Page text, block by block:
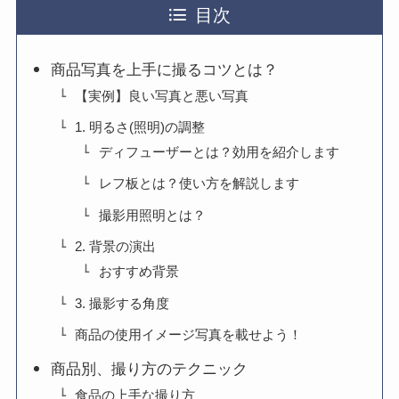
目次
商品写真を上手に撮るコツとは？
【実例】良い写真と悪い写真
1. 明るさ(照明)の調整
ディフューザーとは？効用を紹介します
レフ板とは？使い方を解説します
撮影用照明とは？
2. 背景の演出
おすすめ背景
3. 撮影する角度
商品の使用イメージ写真を載せよう！
商品別、撮り方のテクニック
食品の上手な撮り方